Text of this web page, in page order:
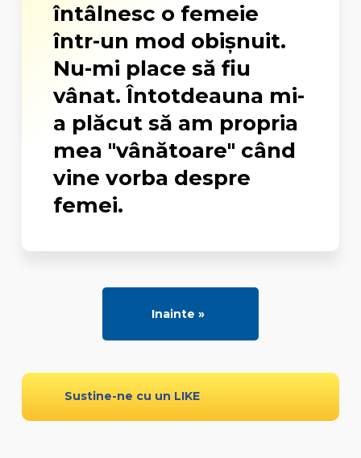
întâlnesc o femeie
într-un mod obişnuit.
Nu-mi place să fiu
vânat. Întotdeauna mi-
a plăcut să am propria
mea "vânătoare" când
vine vorba despre
femei.
Inainte »
Sustine-ne cu un LIKE